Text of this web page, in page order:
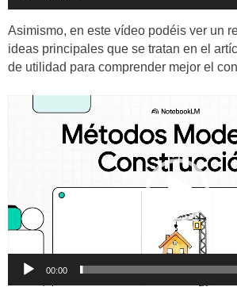
audio
Asimismo, en este vídeo podéis ver un
ideas principales que se tratan en el
de utilidad para comprender mejor el
00:00